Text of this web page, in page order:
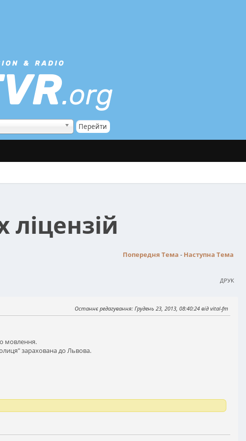
Попередня Тема - Наступна Тема
ДРУК
Останнє редагування: Грудень 23, 2013, 08:40:24 від vital-fm
мовлення.
зарахована до Львова.